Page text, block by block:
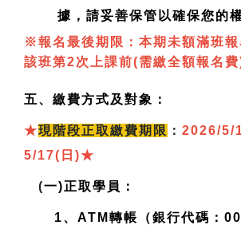
據，請妥善保管以確保您的
※報名最後期限：本期未額滿班報
該班第2次上課前(需繳全額報名費)
五、繳費方式及對象：
★現階段正取繳費期限 ： 2026/5/
5/17(日)★
(一)正取學員：
1、ATM轉帳（銀行代碼：